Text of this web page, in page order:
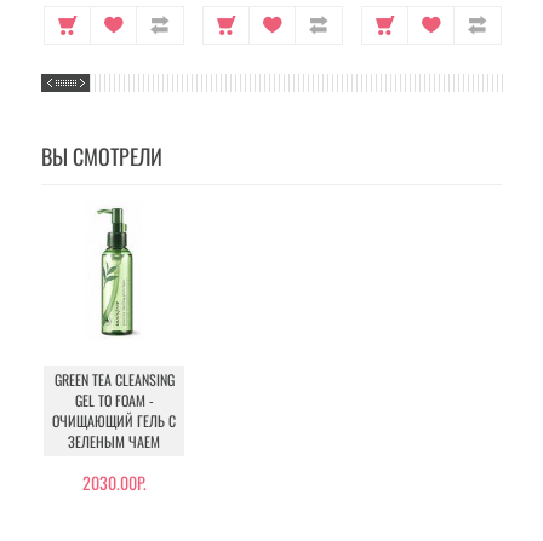
ВЫ СМОТРЕЛИ
GREEN TEA CLEANSING
GEL TO FOAM -
ОЧИЩАЮЩИЙ ГЕЛЬ С
ЗЕЛЕНЫМ ЧАЕМ
2030.00Р.